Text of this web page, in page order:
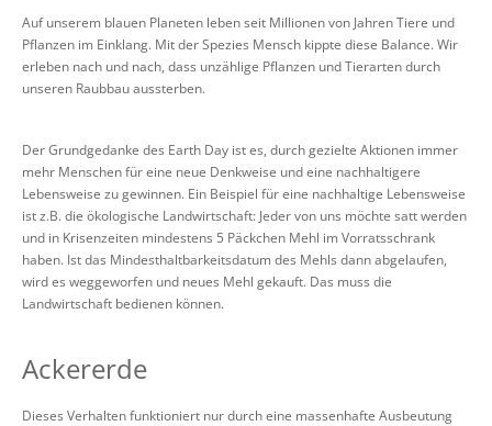
Auf unserem blauen Planeten leben seit Millionen von Jahren Tiere und
Pflanzen im Einklang. Mit der Spezies Mensch kippte diese Balance. Wir
erleben nach und nach, dass unzählige Pflanzen und Tierarten durch
unseren Raubbau aussterben.
Der Grundgedanke des Earth Day ist es, durch gezielte Aktionen immer
mehr Menschen für eine neue Denkweise und eine nachhaltigere
Lebensweise zu gewinnen. Ein Beispiel für eine nachhaltige Lebensweise
ist z.B. die ökologische Landwirtschaft: Jeder von uns möchte satt werden
und in Krisenzeiten mindestens 5 Päckchen Mehl im Vorratsschrank
haben. Ist das Mindesthaltbarkeitsdatum des Mehls dann abgelaufen,
wird es weggeworfen und neues Mehl gekauft. Das muss die
Landwirtschaft bedienen können.
Ackererde
Dieses Verhalten funktioniert nur durch eine massenhafte Ausbeutung